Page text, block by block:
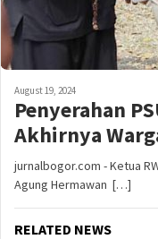
August 19, 2024
Penyerahan
Akhirnya
jurnalbogor.com - Ketua
Agung Hermawan […]
RELATED NEWS